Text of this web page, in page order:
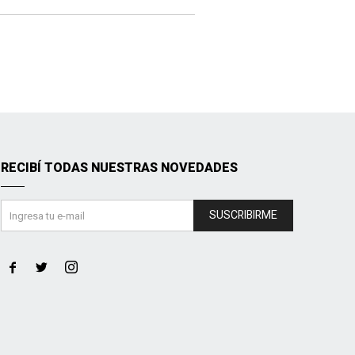
RECIBÍ TODAS NUESTRAS NOVEDADES
SUSCRIBIRME
  